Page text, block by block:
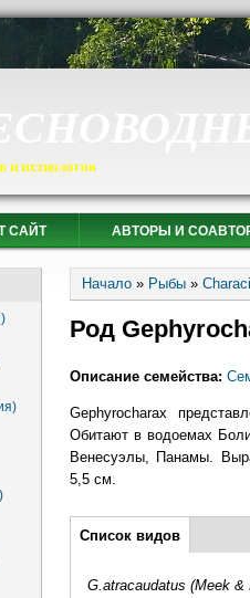
и ихтиологов
САЙТ АВТОРЫ И
Вы здесь
Начало » Рыбы »
Род
Описание семейства:
Gephyrocharax
Обитают в водоемах
Венесуэлы, Панамы.
5,5 см.
Дополнительно
Список видов(активная
вкладка)
G.atracaudatus (Meek &